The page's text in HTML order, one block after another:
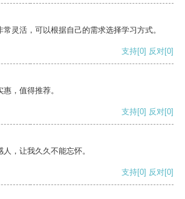
灵活，可以根据自己的需求选择学习方式。
支持[0] 反对[0]
，值得推荐。
支持[0] 反对[0]
，让我久久不能忘怀。
支持[0] 反对[0]